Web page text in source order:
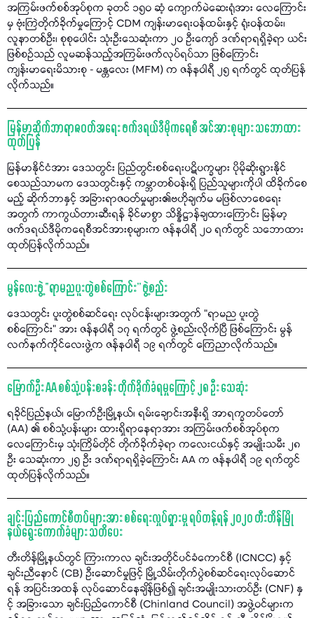
အကြမ်းဖက်စစ်အုပ်စုက ခုတင် ၁၅၀ ဆံ့ ကျောက်မဲဆေးရုံအား လေကြောင်း
မှ ဗုံးကြဲတိုက်ခိုက်မှုကြောင့် CDM ကျန်းမာရေးဝန်ထမ်းနှင့် ရုံးဝန်ထမ်း၊
လူနာတစ်ဦး၊ စုစုပေါင်း သုံးဦးသေဆုံးကာ ၂၀ ဦးကျော် ဒဏ်ရာရရှိခဲ့ရာ ယင်း
ဖြစ်စဉ်သည် လူမဆန်သည့်အကြမ်းဖက်လုပ်ရပ်သာ ဖြစ်ကြောင်း
ကျန်းမာရေးမိသားစု - မန္တလေး (MFM) က ဇန်နဝါရီ ၂၅ ရက်တွင် ထုတ်ပြန်
လိုက်သည်။
မြန်မာ့ဆိုက်ဘာရာဇဝတ်အရေး ဖက်ဒရယ်ဒီမိုကရေစီ အင်အားစုများ သဘောထား
ထုတ်ပြန်
မြန်မာနိုင်ငံအား ဒေသတွင်း ပြည်တွင်းစစ်ရေးပဋိပက္ခများ ပိုမိုဆိုးရွားနိုင်
စေသည်သာမက ဒေသတွင်းနှင့် ကမ္ဘာတစ်ဝန်းရှိ ပြည်သူများကိုပါ ထိခိုက်စေ
မည့် ဆိုက်ဘာနှင့် အခြားရာဇဝတ်မှုများ၏ဗဟိုချက်မ မဖြစ်လာစေရေး
အတွက် ကာကွယ်တားဆီးရန် ခိုင်မာစွာ သိန္နိဋ္ဌာန်ချထားကြောင်း မြန်မာ့
ဖက်ဒရယ်ဒီမိုကရေစီအင်အားစုများက ဇန်နဝါရီ ၂၀ ရက်တွင် သဘောထား
ထုတ်ပြန်လိုက်သည်။
မွန်လေးဖွဲ့ “ရာမညပူးတွဲစစ်ကြောင်း” ဖွဲ့စည်း
ဒေသတွင်း ပူးတွဲစစ်ဆင်ရေး လုပ်ငန်းများအတွက် “ရာမည ပူးတွဲ
စစ်ကြောင်း” အား ဇန်နဝါရီ ၁၇ ရက်တွင် ဖွဲ့စည်းလိုက်ပြီ ဖြစ်ကြောင်း မွန်
လက်နက်ကိုင်လေးဖွဲ့က ဇန်နဝါရီ ၁၉ ရက်တွင် ကြေညာလိုက်သည်။
မြောက်ဦး AA စစ်သုံ့ပန်းစခန်း တိုက်ခိုက်ခံရမှုကြောင့် ၂၈ ဦး သေဆုံး
ရခိုင်ပြည်နယ်၊ မြောက်ဦးမြို့နယ်၊ ရမ်းချောင်းအနီးရှိ အာရက္ခတပ်တော်
(AA) ၏ စစ်သုံ့ပန်းများ ထားရှိရာနေရာအား အကြမ်းဖက်စစ်အုပ်စုက
လေကြောင်းမှ သုံးကြိမ်တိုင် တိုက်ခိုက်ခဲ့ရာ ကလေးငယ်နှင့် အမျိုးသမီး ၂၈
ဦး သေဆုံးကာ ၂၅ ဦး ဒဏ်ရာရရှိခဲ့ကြောင်း AA က ဇန်နဝါရီ ၁၉ ရက်တွင်
ထုတ်ပြန်လိုက်သည်။
ချင်းပြည်ကောင်စီတပ်များအား စစ်ရေးလှုပ်ရှားမှု ရပ်တန့်ရန် ၂၀၂၀ တီးတိန်မြို
နယ်ရွေးကောက်ခံများ သတိပေး
တီးတိန်မြို့နယ်တွင် ကြားကာလ ချင်းအတိုင်ပင်ခံကောင်စီ (ICNCC) နှင့်
ချင်းညီနောင် (CB) ဦးဆောင်မှုဖြင့် မြို့သိမ်းတိုက်ပွဲစစ်ဆင်ရေးလုပ်ဆောင်
ရန် အပြင်းအထန် လုပ်ဆောင်နေချိန်ဖြစ်၍ ချင်းအမျိုးသားတပ်ဦး (CNF) နှ
င့် အခြားသော ချင်းပြည်ကောင်စီ (Chinland Council) အဖွဲ့ဝင်များက